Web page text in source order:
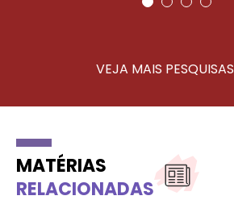
VEJA MAIS PESQUISAS
MATÉRIAS
RELACIONADAS